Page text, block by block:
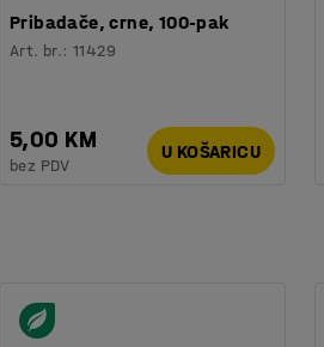
Pribadače, crne, 100-pak
Art. br.:11429
5,00 KM
bez PDV
U KOŠARICU